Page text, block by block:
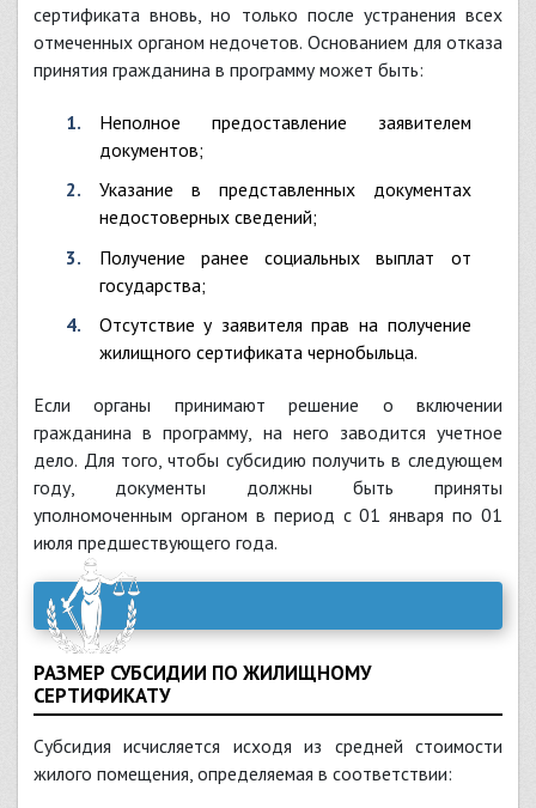
сертификата вновь, но только после устранения всех
отмеченных органом недочетов. Основанием для отказа
принятия гражданина в программу может быть:
неполное предоставление заявителем
документов;
указание в представленных документах
недостоверных сведений;
получение ранее социальных выплат от
государства;
отсутствие у заявителя прав на получение
жилищного сертификата чернобыльца.
Если органы принимают решение о включении
гражданина в программу, на него заводится учетное
дело. Для того, чтобы субсидию получить в следующем
году, документы должны быть приняты
уполномоченным органом в период с 01 января по 01
июля предшествующего года.
РАЗМЕР СУБСИДИИ ПО ЖИЛИЩНОМУ
СЕРТИФИКАТУ
Субсидия исчисляется исходя из средней стоимости
жилого помещения, определяемая в соответствии: